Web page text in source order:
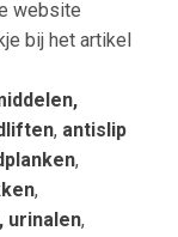
website
bij het artikel
, antislip
,
,
urinalen,